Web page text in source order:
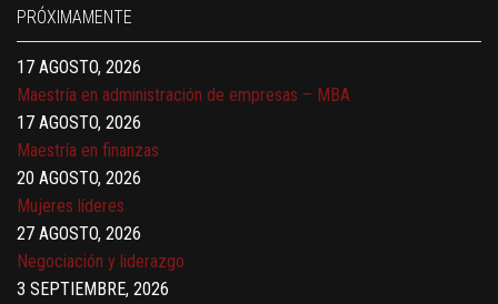
PRÓXIMAMENTE
17 AGOSTO, 2026
Gerencia de empresas familiares
17 AGOSTO, 2026
Maestría en administración de empresas – MBA
17 AGOSTO, 2026
Maestría en finanzas
20 AGOSTO, 2026
Mujeres líderes
27 AGOSTO, 2026
Negociación y liderazgo
3 SEPTIEMBRE, 2026